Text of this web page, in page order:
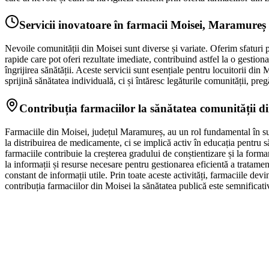
Servicii inovatoare în farmacii Moisei, Maramureș
Nevoile comunității din Moisei sunt diverse și variate. Oferim sfaturi
rapide care pot oferi rezultate imediate, contribuind astfel la o
îngrijirea sănătății. Aceste servicii sunt esențiale pentru locuitorii din
sprijină sănătatea individuală, ci și întăresc legăturile comunității,
Contribuția farmaciilor la sănătatea comunității
Farmaciile din Moisei, județul Maramureș, au un rol fundamental în
la distribuirea de medicamente, ci se implică activ în educația pentru
farmaciile contribuie la creșterea gradului de conștientizare și la
la informații și resurse necesare pentru gestionarea eficientă a
constant de informații utile. Prin toate aceste activități, farmaciile
contribuția farmaciilor din Moisei la sănătatea publică este